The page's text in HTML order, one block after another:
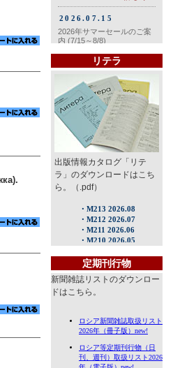
リテラ
出版情報カタログ「リテ
ラ」のダウンロードはこち
ら。（.pdf）
定期刊行物
新聞雑誌リストのダウンロー
ドはこちら。